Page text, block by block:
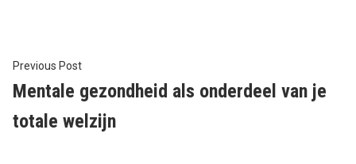
Bericht
navigatie
Previous PostPrevious
post:
Mentale gezondheid als onderdeel van je
totale welzijn